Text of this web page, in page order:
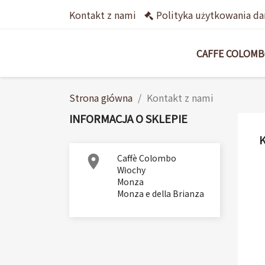
Kontakt z nami Polityka użytkowania
CAFFE
Strona główna Kontakt z nami
INFORMACJA O SKLEPIE

Caffè Colombo
Włochy
Monza
Monza e della Brianza